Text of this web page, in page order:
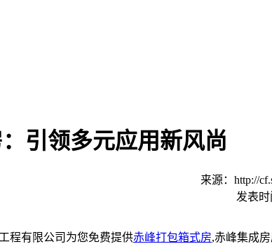
引领多元应用新风尚​
来源：http://
发表时
程有限公司为您免费提供赤峰打包箱式房,赤峰集成